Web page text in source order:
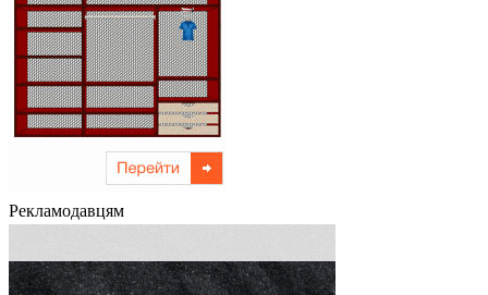
Рекламодавцям